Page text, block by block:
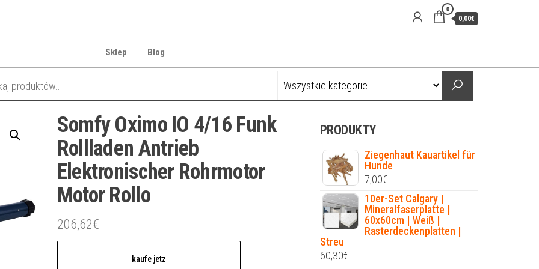
0
0,00€
Sklep Blog
Somfy Oximo IO 4/16 Funk
Rollladen Antrieb
Elektronischer Rohrmotor
Motor Rollo
206,62€
kaufe jetz
PRODUKTY
Ziegenhaut Kauartikel für
Hunde
7,00€
10er-Set Calgary |
Mineralfaserplatte |
60x60cm | Weiß |
Rasterdeckenplatten |
Streu
60,30€